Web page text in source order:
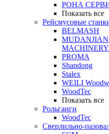
РОНА
Показать все
Рейсмусовые
BELMASH
PROMA
Shandong
Stalex
WEILI
WoodTec
Показать все
Рольганги
WoodTec
Сверлильно-